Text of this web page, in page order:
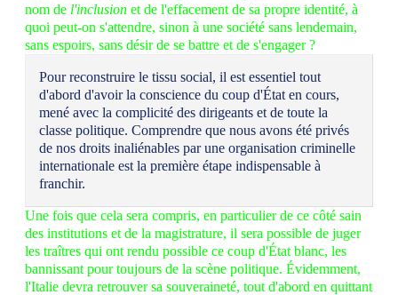
nom de l'inclusion et de l'effacement de sa propre identité, à
quoi peut-on s'attendre, sinon à une société sans lendemain,
sans espoirs, sans désir de se battre et de s'engager ?
Pour reconstruire le tissu social, il est essentiel tout
d'abord d'avoir la conscience du coup d'État en cours,
mené avec la complicité des dirigeants et de toute la
classe politique. Comprendre que nous avons été privés
de nos droits inaliénables par une organisation criminelle
internationale est la première étape indispensable à
franchir.
Une fois que cela sera compris, en particulier de ce côté sain
des institutions et de la magistrature, il sera possible de juger
les traîtres qui ont rendu possible ce coup d'État blanc, les
bannissant pour toujours de la scène politique. Évidemment,
l'Italie devra retrouver sa souveraineté, tout d'abord en quittant